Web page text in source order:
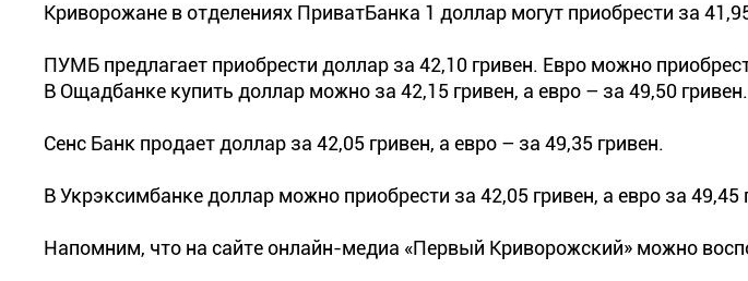
Криворожане в отделениях ПриватБанка 1 доллар могут приобрести за
ПУМБ предлагает приобрести доллар за 42,10 гривен. Евро можно
В Ощадбанке купить доллар можно за 42,15 гривен, а евро – за 49,50 гривен.
Сенс Банк продает доллар за 42,05 гривен, а евро – за 49,35 гривен.
В Укрэксимбанке доллар можно приобрести за 42,05 гривен, а евро за 49,45
Напомним, что на сайте онлайн-медиа «Первый Криворожский» можно